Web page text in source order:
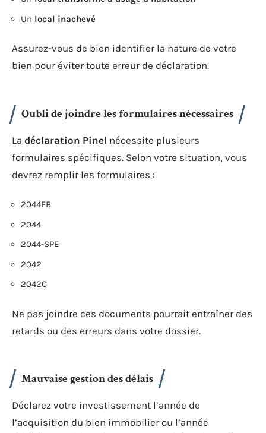
Un local inachevé
Assurez-vous de bien identifier la nature de votre
bien pour éviter toute erreur de déclaration.
Oubli de joindre les formulaires nécessaires
La déclaration Pinel nécessite plusieurs
formulaires spécifiques. Selon votre situation, vous
devrez remplir les formulaires :
2044EB
2044
2044-SPE
2042
2042C
Ne pas joindre ces documents pourrait entraîner des
retards ou des erreurs dans votre dossier.
Mauvaise gestion des délais
Déclarez votre investissement l’année de
l’acquisition du bien immobilier ou l’année